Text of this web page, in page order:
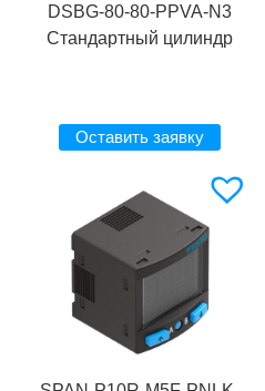
DSBG-80-80-PPVA-N3
Стандартный цилиндр
Оставить заявку